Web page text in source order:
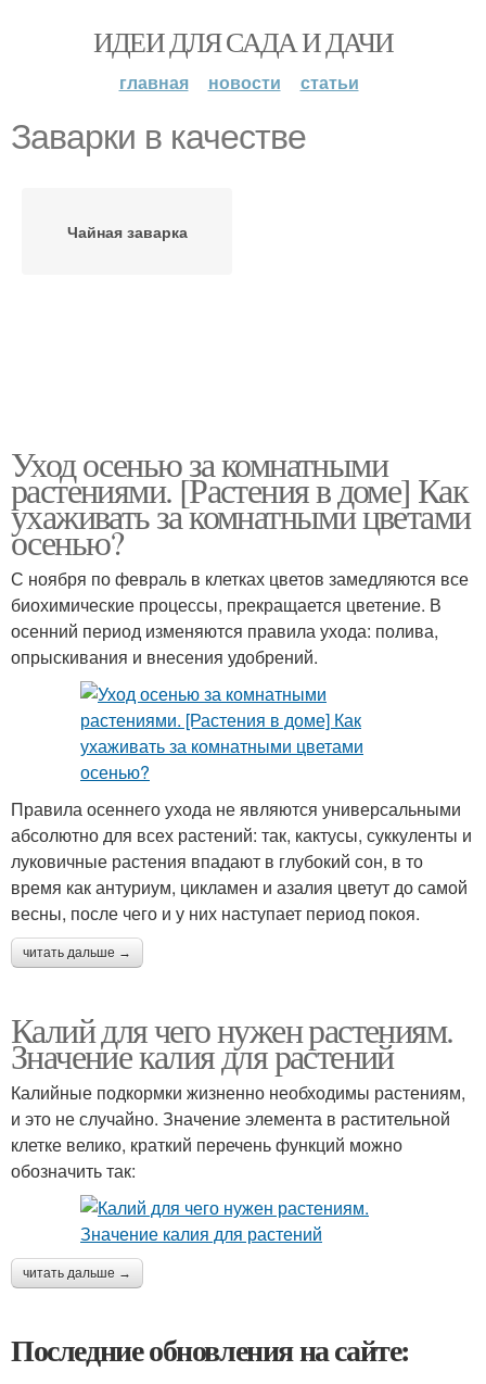
ИДЕИ ДЛЯ САДА И ДАЧИ
главная новости статьи
Заварки в качестве
Чайная заварка
Уход осенью за комнатными
растениями. [Растения в доме] Как
ухаживать за комнатными цветами
осенью?
С ноября по февраль в клетках цветов замедляются все
биохимические процессы, прекращается цветение. В
осенний период изменяются правила ухода: полива,
опрыскивания и внесения удобрений.
Правила осеннего ухода не являются универсальными
абсолютно для всех растений: так, кактусы, суккуленты и
луковичные растения впадают в глубокий сон, в то
время как антуриум, цикламен и азалия цветут до самой
весны, после чего и у них наступает период покоя.
читать дальше →
Калий для чего нужен растениям.
Значение калия для растений
Калийные подкормки жизненно необходимы растениям,
и это не случайно. Значение элемента в растительной
клетке велико, краткий перечень функций можно
обозначить так:
читать дальше →
Последние обновления на сайте: